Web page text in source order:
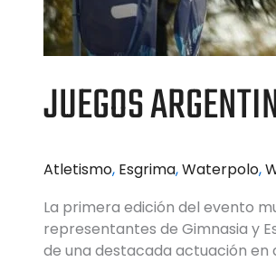
JUEGOS
Atletismo, Esgrima,Waterpolo,
La primera edición del evento
representantes de Gimnasia y
de una destacada actuación en